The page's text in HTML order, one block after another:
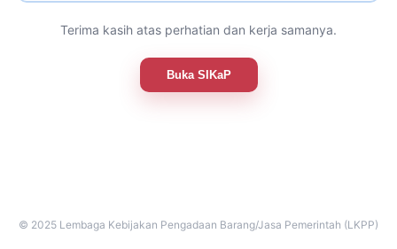
Terima kasih atas perhatian dan kerja samanya.
Buka SIKaP
© 2025 Lembaga Kebijakan Pengadaan Barang/Jasa Pemerintah (LKPP)